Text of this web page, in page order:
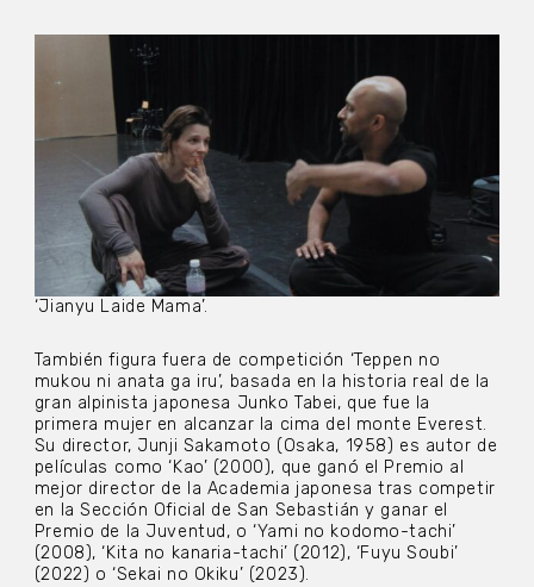
‘Jianyu Laide Mama’.
También figura fuera de competición ‘Teppen no
mukou ni anata ga iru’, basada en la historia real de la
gran alpinista japonesa Junko Tabei, que fue la
primera mujer en alcanzar la cima del monte Everest.
Su director, Junji Sakamoto (Osaka, 1958) es autor de
películas como ‘Kao’ (2000), que ganó el Premio al
mejor director de la Academia japonesa tras competir
en la Sección Oficial de San Sebastián y ganar el
Premio de la Juventud, o ‘Yami no kodomo-tachi’
(2008), ‘Kita no kanaria-tachi’ (2012), ‘Fuyu Soubi’
(2022) o ‘Sekai no Okiku’ (2023).